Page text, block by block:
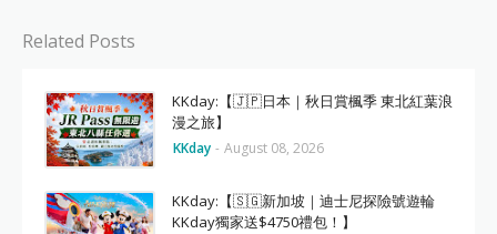
Related Posts
KKday:【🇯🇵日本｜秋日賞楓季 東北紅葉浪
漫之旅】
KKday - August 08, 2026
KKday:【🇸🇬新加坡｜迪士尼探險號遊輪
KKday獨家送$4750禮包！】